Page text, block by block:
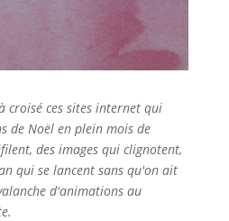
croisé ces sites internet qui
de Noël en plein mois de
des images qui clignotent,
qui se lancent sans qu'on ait
d'animations au